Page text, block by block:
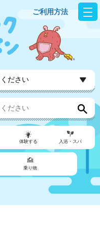
ご利用方法
ださい
体験する 入浴・スパ
乗り物